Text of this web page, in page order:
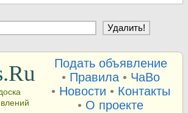
Подать объявление
• Правила• ЧаВо
• Новости • Контакты
• О проекте